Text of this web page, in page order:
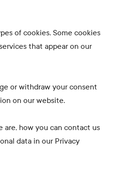
of cookies. Some cookies
that appear on our
or withdraw your consent
on our website.
are, how you can contact us
data in our Privacy